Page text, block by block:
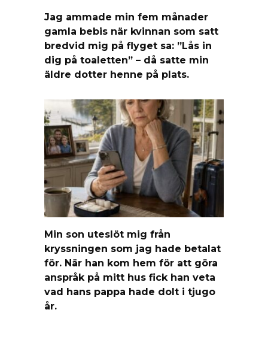
Jag ammade min fem månader
gamla bebis när kvinnan som satt
bredvid mig på flyget sa: ”Lås in
dig på toaletten” – då satte min
äldre dotter henne på plats.
Min son uteslöt mig från
kryssningen som jag hade betalat
för. När han kom hem för att göra
anspråk på mitt hus fick han veta
vad hans pappa hade dolt i tjugo
år.